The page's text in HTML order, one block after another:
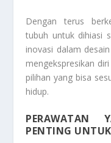
Dengan terus
tubuh untuk dihiasi
inovasi dalam
mengekspresikan
pilihan yang bisa
hidup.
PERAWATAN
PENTING